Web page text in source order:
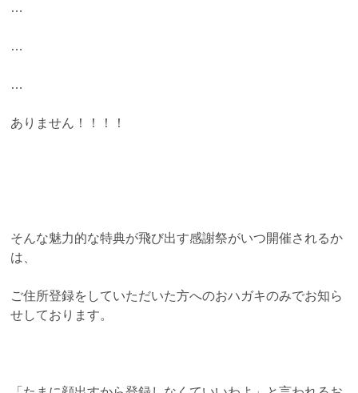
…
…
…
ありません！！！！
そんな魅力的な特典が飛び出す感謝祭がいつ開催されるか
は、
ご住所登録をしていただいた方へのおハガキのみでお知ら
せしております。